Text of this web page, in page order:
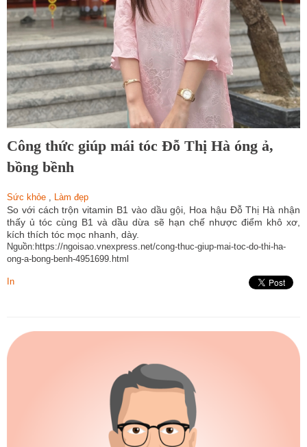
Công thức giúp mái tóc Đỗ Thị Hà óng ả,
bồng bềnh
Sức khỏe , Làm đẹp
So với cách trộn vitamin B1 vào dầu gội, Hoa hậu Đỗ Thị Hà nhận
thấy ủ tóc cùng B1 và dầu dừa sẽ hạn chế nhược điểm khô xơ,
kích thích tóc mọc nhanh, dày.
Nguồn:https://ngoisao.vnexpress.net/cong-thuc-giup-mai-toc-do-thi-ha-
ong-a-bong-benh-4951699.html
In